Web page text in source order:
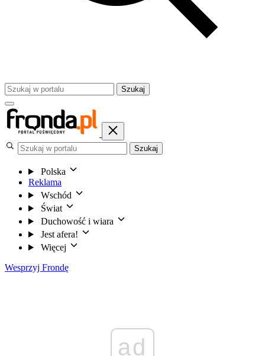
Szukaj
Szukaj
Polska
Reklama
Wschód
Świat
Duchowość i wiara
Jest afera!
Więcej
Wesprzyj Frondę
ad